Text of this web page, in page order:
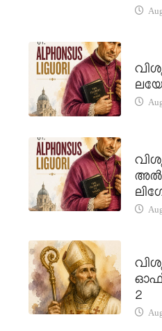
ഓഫ്
2